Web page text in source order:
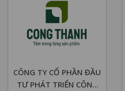
CÔNG TY CỔ PHẦN ĐẦU
TƯ PHÁT TRIỂN CÔNG